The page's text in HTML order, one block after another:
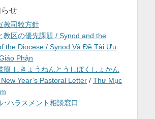
せ
教司牧方針
教区の優先課題 / Synod and the
the Diocese / Synod Và Đề Tài Ưu
Phận
簡 しきょうねんとうしぼくしょかん
New Year’s Pastoral Letter / Thư Mục
･ハラスメント相談窓口